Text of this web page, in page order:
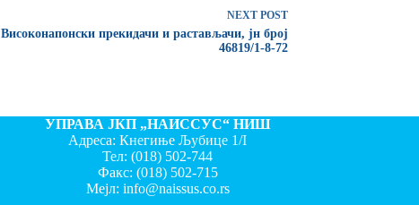
NEXT POST
Високонапонски прекидачи и растављачи, јн број
46819/1-8-72
УПРАВА ЈКП „НАИССУС“ НИШ
Адреса: Кнегиње Љубице 1/I
Тел:(018) 502-744
Факс: (018) 502-715
Мејл: info@naissus.co.rs